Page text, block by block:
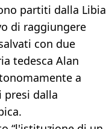
partiti dalla Libia
di raggiungere
con due
tedesca Alan
a
presi dalla